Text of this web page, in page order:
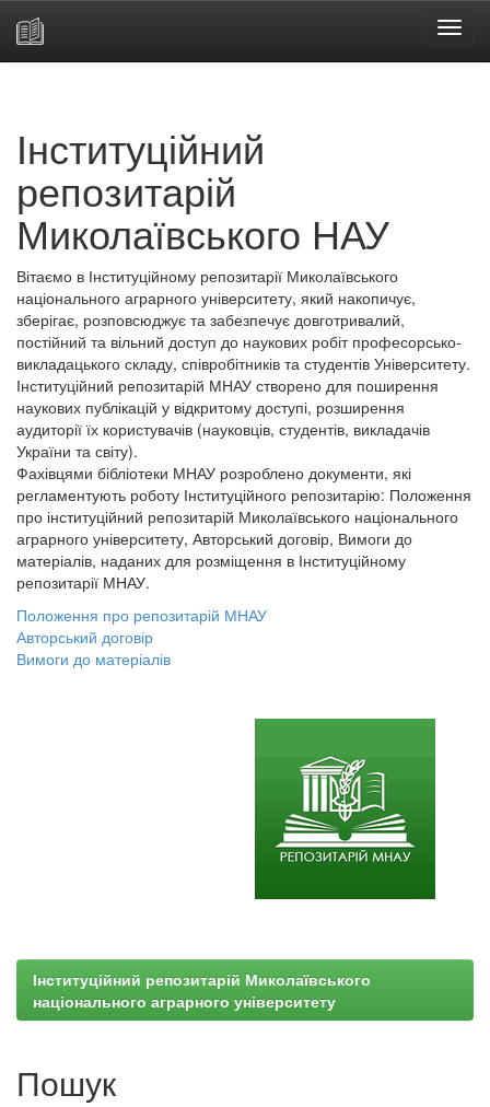
Інституційний
репозитарій
Миколаївського НАУ
Вітаємо в Інституційному репозитарії Миколаївського
національного аграрного університету, який накопичує,
зберігає, розповсюджує та забезпечує довготривалий,
постійний та вільний доступ до наукових робіт професорсько-
викладацького складу, співробітників та студентів Університету.
Інституційний репозитарій МНАУ створено для поширення
наукових публікацій у відкритому доступі, розширення
аудиторії їх користувачів (науковців, студентів, викладачів
України та світу).
Фахівцями бібліотеки МНАУ розроблено документи, які
регламентують роботу Інституційного репозитарію: Положення
про інституційний репозитарій Миколаївського національного
аграрного університету, Авторський договір, Вимоги до
матеріалів, наданих для розміщення в Інституційному
репозитарії МНАУ.
Положення про репозитарій МНАУ
Авторський договір
Вимоги до матеріалів
Інституційний репозитарій Миколаївського
національного аграрного університету
Пошук